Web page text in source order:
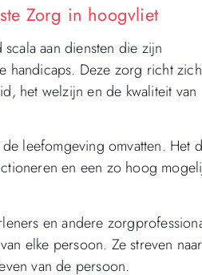
Zorg in hoogvliet
aan diensten die zijn
handicaps. Deze zorg richt
het welzijn en de kwaliteit van
leefomgeving omvatten. Het
en een zo hoog
en andere
elke persoon. Ze streven naar
van de persoon.